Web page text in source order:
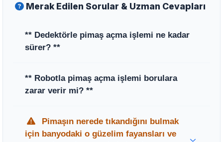
Merak Edilen Sorular & Uzman Cevapları
** Dedektörle pimaş açma işlemi ne kadar
sürer? **
de, dedektörlü cihazlarla tespit ve robotik
** Robotla pimaş açma işlemi borulara
zarar verir mi? **
sistemler sadece tıkanıklığa sebep olan
için banyodaki o güzelim fayansları ve